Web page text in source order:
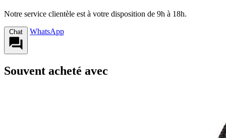
Notre service clientèle est à votre disposition de 9h à 18h.
Chat WhatsApp
Souvent acheté avec